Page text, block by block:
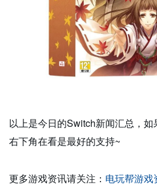
以上是今日的Switch新闻汇总，
右下角在看是最好的支持~
更多游戏资讯请关注： 电玩帮游戏